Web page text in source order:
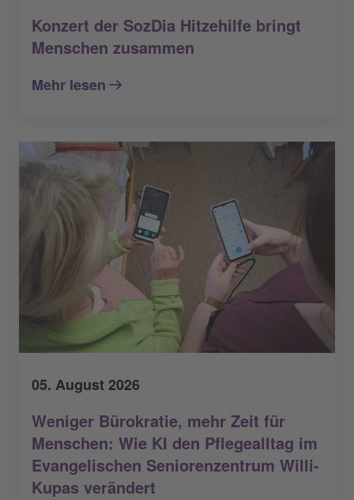
Konzert der SozDia Hitzehilfe bringt
Menschen zusammen
Mehr lesen
05. August 2026
Weniger Bürokratie, mehr Zeit für
Menschen: Wie KI den Pflegealltag im
Evangelischen Seniorenzentrum Willi-
Kupas verändert